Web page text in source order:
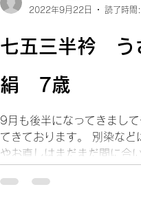
七五三半衿
絹 7歳
9月も後半になってきまし
てきております。 別染など
やお直しはまだまだ間に合
が紙風船で遊んでいる図に
2022年9月22日
読了時間